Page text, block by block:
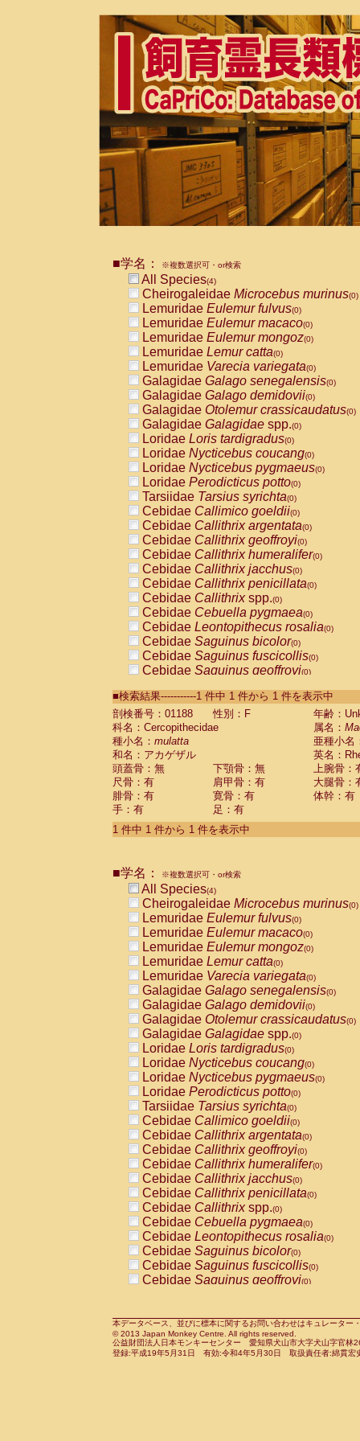
■学名： ※複数選択可・or検索
All Species(4)
Cheirogaleidae Microcebus murinus(0)
Lemuridae Eulemur fulvus(0)
Lemuridae Eulemur macaco(0)
Lemuridae Eulemur mongoz(0)
Lemuridae Lemur catta(0)
Lemuridae Varecia variegata(0)
Galagidae Galago senegalensis(0)
Galagidae Galago demidovii(0)
Galagidae Otolemur crassicaudatus(0)
Galagidae Galagidae spp.(0)
Loridae Loris tardigradus(0)
Loridae Nycticebus coucang(0)
Loridae Nycticebus pygmaeus(0)
Loridae Perodicticus potto(0)
Tarsiidae Tarsius syrichta(0)
Cebidae Callimico goeldii(0)
Cebidae Callithrix argentata(0)
Cebidae Callithrix geoffroyi(0)
Cebidae Callithrix humeralifer(0)
Cebidae Callithrix jacchus(0)
Cebidae Callithrix penicillata(0)
Cebidae Callithrixspp.(0)
Cebidae Cebuella pygmaea(0)
Cebidae Leontopithecus rosalia(0)
Cebidae Saguinus bicolor(0)
Cebidae Saguinus fuscicollis(0)
Cebidae Saguinus geoffroyi(0)
CebidaeSaguinus labiatus(0)
Cebidae Saguinus leucopus (0)
CebidaeSaguinus midas
Cebidae
CebidaeSaguinus nigricollis (1)
Cebidae Saguinus oedipus
Cebidae Saguinus weddelli
Cebidae Saguinusspp.
Cebidae Aotus trivirgatus
Cebidae Cebus albifrons
CebidaeCebus nigrivittatus
CebidaeCebus
CebidaeSaimiri boliviensis(0)
CebidaeSaimiri sciureus(0)
AtelidaeAlouatta caraya(0)
AtelidaeAlouatta fusca(0)
AtelidaeAlouatta seniculus
AtelidaeAlouattaspp.(0)
AtelidaeAteles belzebuth(0)
AtelidaeAteles geoffroyi(0)
AtelidaeAteles paniscus(0)
AtelidaeAtelesspp.(0)
Atelidae Lagothrix lagothricha
AtelidaeLagothrix lagothricha cana
PitheciidaeCacajao calvus
PitheciidaeCallicebus cupreus
PitheciidaeCallicebus donacophilus
PitheciidaeCallicebus moloch
PitheciidaeCallicebus torquatus
PitheciidaeCallicebusspp.(0)
PitheciidaeChiropotes satanas(0)
PitheciidaePithecia monachus
PitheciidaePithecia pithecia(0)
CercopithecidaeCercocebus agilis
CercopithecidaeCercocebus
CercopithecidaeCercocebus
CercopithecidaeCercocebus
CercopithecidaeCercocebus
CercopithecidaeCercocebushybrid
CercopithecidaePapio anubis(0)
CercopithecidaePapio cynocephalus
CercopithecidaePapio hamadryas(0)
■検索結果-----------1 件中 1 件から 1 件を表示中
剖検番号：01188
性別：F
年齢：
科名：Cercopithecidae
属名：
種小名： mulatta
亜種小名
和名：アカゲザル
英名：
頭蓋骨：無
下顎骨：無
上腕骨：
尺骨：有
肩甲骨：有
大腿骨：
腓骨：有
寛骨：有
体幹：有
手：有
足：有
1 件中 1 件から 1 件を表示中
■学名： ※複数選択可・or検索
All Species(4)
Cheirogaleidae Microcebus murinus(0)
Lemuridae Eulemur fulvus(0)
Lemuridae Eulemur macaco(0)
Lemuridae Eulemur mongoz(0)
Lemuridae Lemur catta(0)
Lemuridae Varecia variegata(0)
Galagidae Galago senegalensis(0)
Galagidae Galago demidovii(0)
Galagidae Otolemur crassicaudatus(0)
Galagidae Galagidae spp.(0)
Loridae Loris tardigradus(0)
Loridae Nycticebus coucang(0)
Loridae Nycticebus pygmaeus(0)
Loridae Perodicticus potto(0)
Tarsiidae Tarsius syrichta(0)
Cebidae Callimico goeldii(0)
Cebidae Callithrix argentata(0)
Cebidae Callithrix geoffroyi(0)
Cebidae Callithrix humeralifer(0)
Cebidae Callithrix jacchus(0)
Cebidae Callithrix penicillata(0)
Cebidae Callithrixspp.(0)
Cebidae Cebuella pygmaea(0)
Cebidae Leontopithecus rosalia(0)
Cebidae Saguinus bicolor(0)
Cebidae Saguinus fuscicollis(0)
Cebidae Saguinus geoffroyi(0)
CebidaeSaguinus leucopus(0)
CebidaeSaguinus midas(0)
Cebidae Saguinus mystax(0)
本データベース、並びに標本に関するお問い合わせはキュレータ
© 2013 Japan Monkey Centre. All rights reserved.
公益財団法人日本モンキーセンター 愛知県犬山市大字犬山字官
登録:平成19年5月31日 有効:令和4年5月30日 取扱責任者:綿貫宏